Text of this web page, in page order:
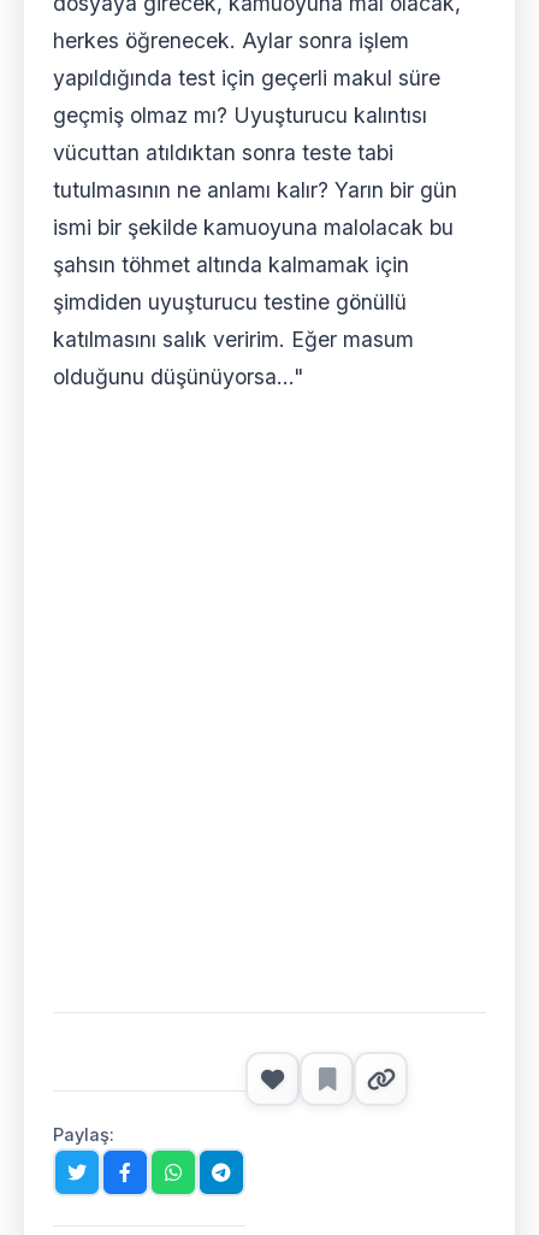
herkes öğrenecek. Aylar sonra işlem
yapıldığında test için geçerli makul süre
geçmiş olmaz mı? Uyuşturucu kalıntısı
vücuttan atıldıktan sonra teste tabi
tutulmasının ne anlamı kalır? Yarın bir gün
ismi bir şekilde kamuoyuna malolacak bu
şahsın töhmet altında kalmamak için
şimdiden uyuşturucu testine gönüllü
katılmasını salık veririm. Eğer masum
olduğunu düşünüyorsa…"
Paylaş: